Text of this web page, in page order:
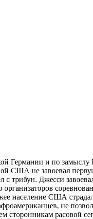
и по замыслу
США не завоевал
Джесси
население США
не
сторонникам расовой